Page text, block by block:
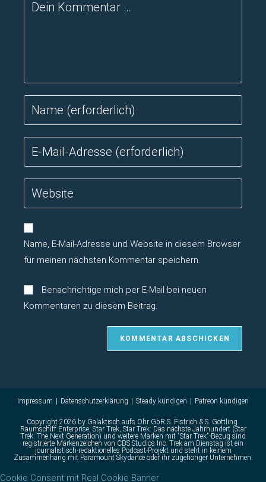
deinen
oder
Kommentieren
ein
deine
Mail-
Kommentieren
ein
deine
ein
(optional)
Name, E-Mail-Adresse und Website in diesem Browser
für meinen nächsten Kommentar speichern.
Benachrichtige mich per E-Mail bei neuen
Kommentaren zu diesem Beitrag.
Impressum Datenschutzerklärung Steady kündigen Patreon kündigen
Copyright 2026 by Galaktisch aufs Ohr GbR S. Fistrich & S. Göttling.
Raumschiff Enterprise, Star Trek, Star Trek: Das nächste Jahrhundert (Star
Trek: The Next Generation) und weitere Marken mit "Star Trek"-Bezug sind
registrierte Markenzeichen von CBS Studios Inc. Trek am Dienstag ist ein
journalistisch-redaktionelles Podcast-Projekt und steht in keinem
Zusammenhang mit Paramount Skydance oder ihr zugehöriger Unternehmen.
Cookie Consent mit Real Cookie Banner